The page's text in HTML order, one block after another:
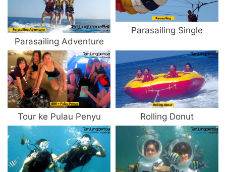
Parasailing Adventure
Parasailing Single
Tour ke Pulau Penyu Rolling Donut